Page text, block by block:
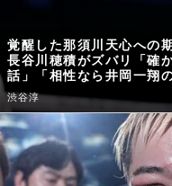
覚醒した那須川天心への
長谷川穂積がズバリ「確
話」「相性なら井岡一翔
渋谷淳